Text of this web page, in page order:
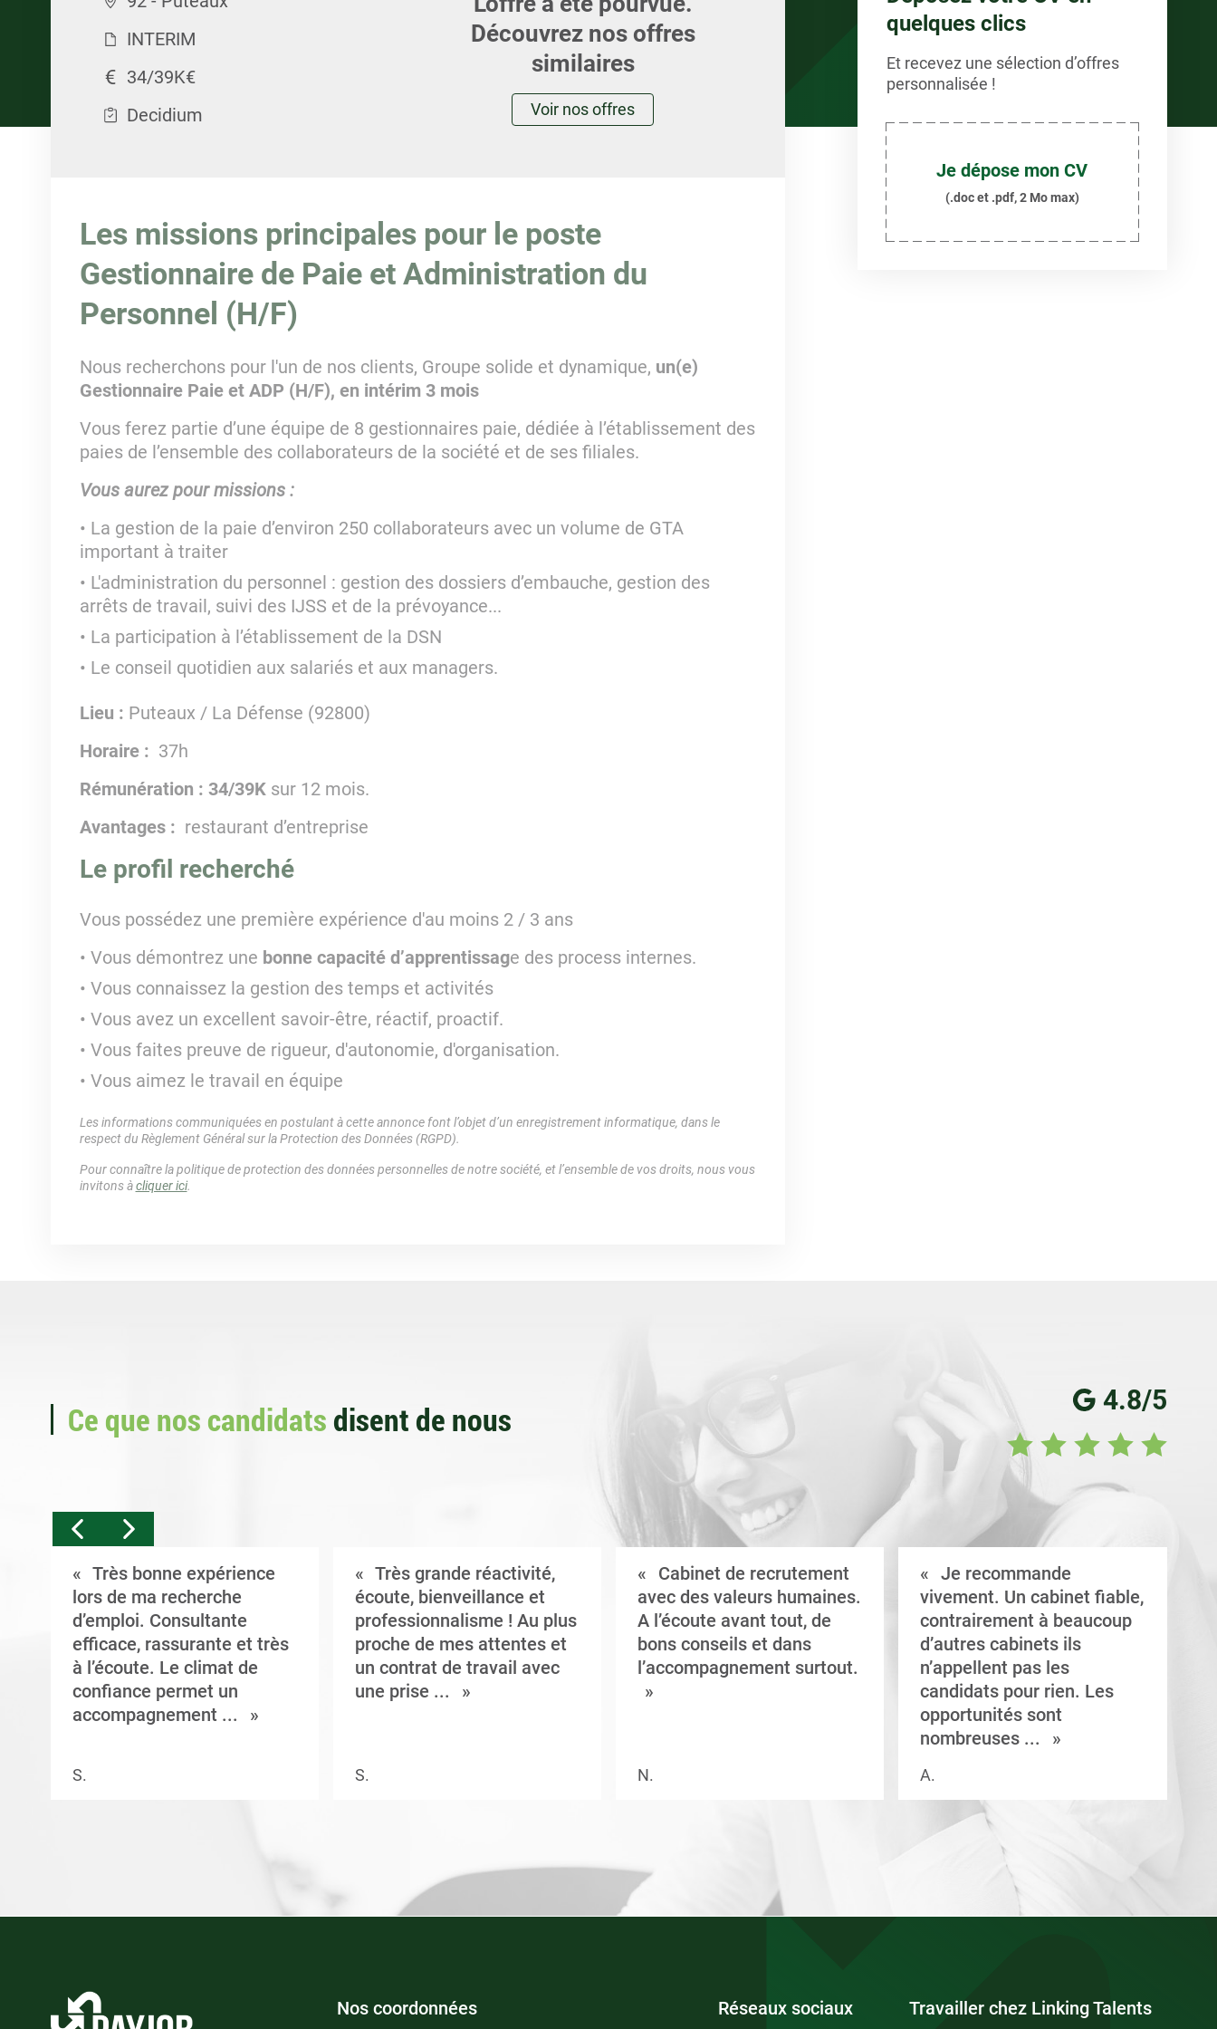
INTERIM
34/39K€
Decidium
Découvrez nos offres
similaires
Voir nos offres
Les missions principales pour le poste
Gestionnaire de Paie et Administration du
Personnel (H/F)
Nous recherchons pour l'un de nos clients, Groupe solide et dynamique, un(e)
Gestionnaire Paie et ADP (H/F), en intérim 3 mois
Vous ferez partie d’une équipe de 8 gestionnaires paie, dédiée à l’établissement des
paies de l’ensemble des collaborateurs de la société et de ses filiales.
Vous aurez pour missions :
La gestion de la paie d’environ 250 collaborateurs avec un volume de GTA
important à traiter
L'administration du personnel : gestion des dossiers d’embauche, gestion des
arrêts de travail, suivi des IJSS et de la prévoyance...
La participation à l’établissement de la DSN
Le conseil quotidien aux salariés et aux managers.
Lieu : Puteaux / La Défense (92800)
Horaire : 37h
Rémunération : 34/39Ksur 12 mois.
Avantages : restaurant d’entreprise
Le profil recherché
Vous possédez une première expérience d'au moins 2 / 3 ans
Vous démontrez une bonne capacité d’apprentissage des process internes.
Vous connaissez la gestion des temps et activités
Vous avez un excellent savoir-être, réactif, proactif.
Vous faites preuve de rigueur, d'autonomie, d'organisation.
Vous aimez le travail en équipe
Les informations communiquées en postulant à cette annonce font l’objet d’un enregistrement informatique, dans le
respect du Règlement Général sur la Protection des Données (RGPD).
Pour connaître la politique de protection des données personnelles de notre société, et l’ensemble de vos droits, nous vous
invitons àcliquer ici.
quelques clics
Et recevez une sélection d’offres
personnalisée !
Je dépose mon CV
(.doc et .pdf, 2 Mo max)
4.8/5
Ce que nos candidats disent de nous
Très bonne expérience
lors de ma recherche
d’emploi. Consultante
efficace, rassurante et très
à l’écoute. Le climat de
confiance permet un
accompagnement ...
S.
Très grande réactivité,
écoute, bienveillance et
professionnalisme ! Au plus
proche de mes attentes et
un contrat de travail avec
une prise ...
S.
Cabinet de recrutement
avec des valeurs humaines.
A l’écoute avant tout, de
bons conseils et dans
l’accompagnement surtout.
N.
Je recommande
vivement. Un cabinet fiable,
contrairement à beaucoup
d’autres cabinets ils
n’appellent pas les
candidats pour rien. Les
opportunités sont
nombreuses ...
A.
Nos coordonnées Réseaux sociaux Travailler chez Linking Talents